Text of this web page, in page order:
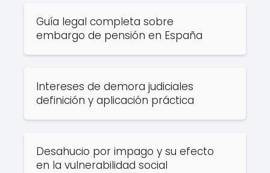
Guía legal completa sobre
embargo de pensión en España
Intereses de demora judiciales
definición y aplicación práctica
Desahucio por impago y su efecto
en la vulnerabilidad social